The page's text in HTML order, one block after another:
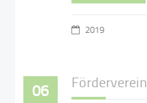
2019
06 Förderverein